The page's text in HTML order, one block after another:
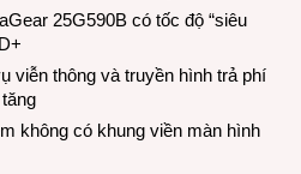
25G590B có tốc độ “siêu
viễn thông và truyền hình trả phí
không có khung viền màn hình